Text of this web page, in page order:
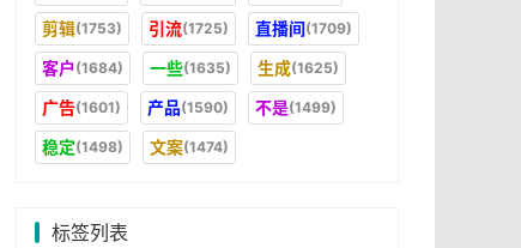
剪辑(1753) 引流(1725) 直播间(1709)
客户(1684) 一些(1635) 生成(1625)
广告(1601) 产品(1590) 不是(1499)
稳定(1498) 文案(1474)
标签列表